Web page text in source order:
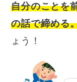
自分のことを
の話で締める
ょう！